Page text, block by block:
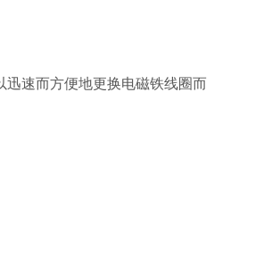
速而方便地更换电磁铁线圈而